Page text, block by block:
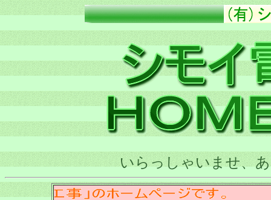
いらっしゃいませ、